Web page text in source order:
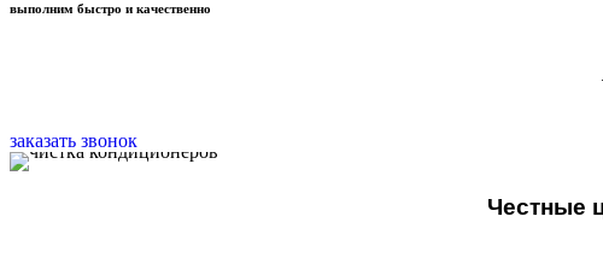
выполним быстро и качественно
заказать звонок
Честные